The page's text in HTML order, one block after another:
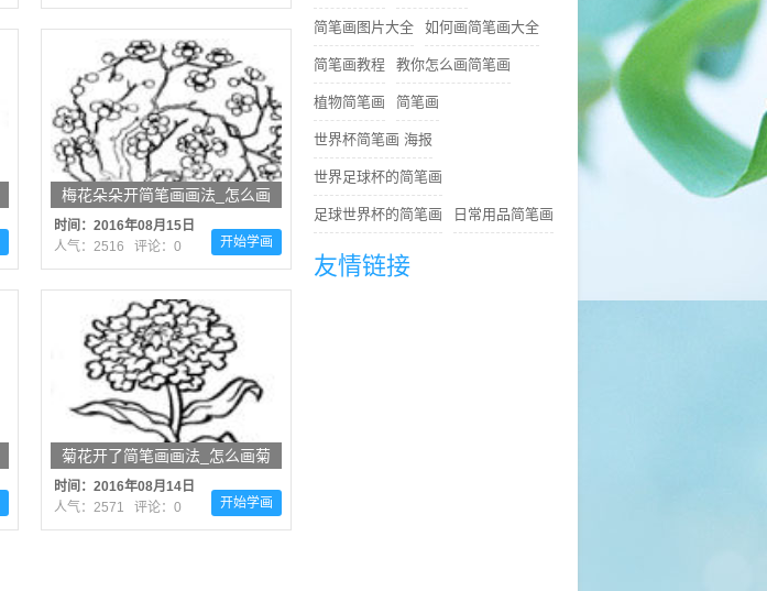
梅花朵朵开简笔画画法_怎么画
梅花朵朵开
时间：2016年08月15日
人气：2516 评论：0
开始学画
菊花开了简笔画画法_怎么画菊
花开了
时间：2016年08月14日
人气：2571 评论：0
开始学画
简笔画图片大全 如何画简笔画大全
简笔画教程 教你怎么画简笔画
植物简笔画 简笔画
世界杯简笔画 海报
世界足球杯的简笔画
足球世界杯的简笔画 日常用品简笔画
友情链接